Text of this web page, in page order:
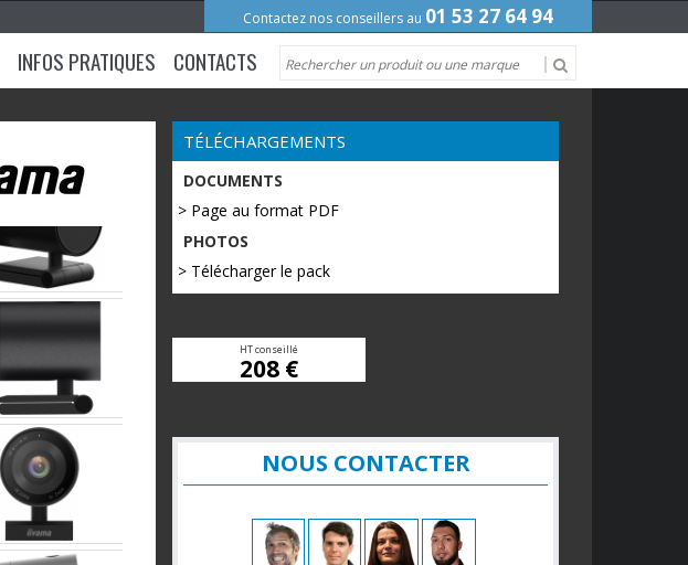
Contactez nos conseillers au 01 53 27 64 94
INFOS PRATIQUES CONTACTS
TÉLÉCHARGEMENTS
DOCUMENTS
> Page au format PDF
PHOTOS
> Télécharger le pack
HT conseillé
208 €
NOUS CONTACTER